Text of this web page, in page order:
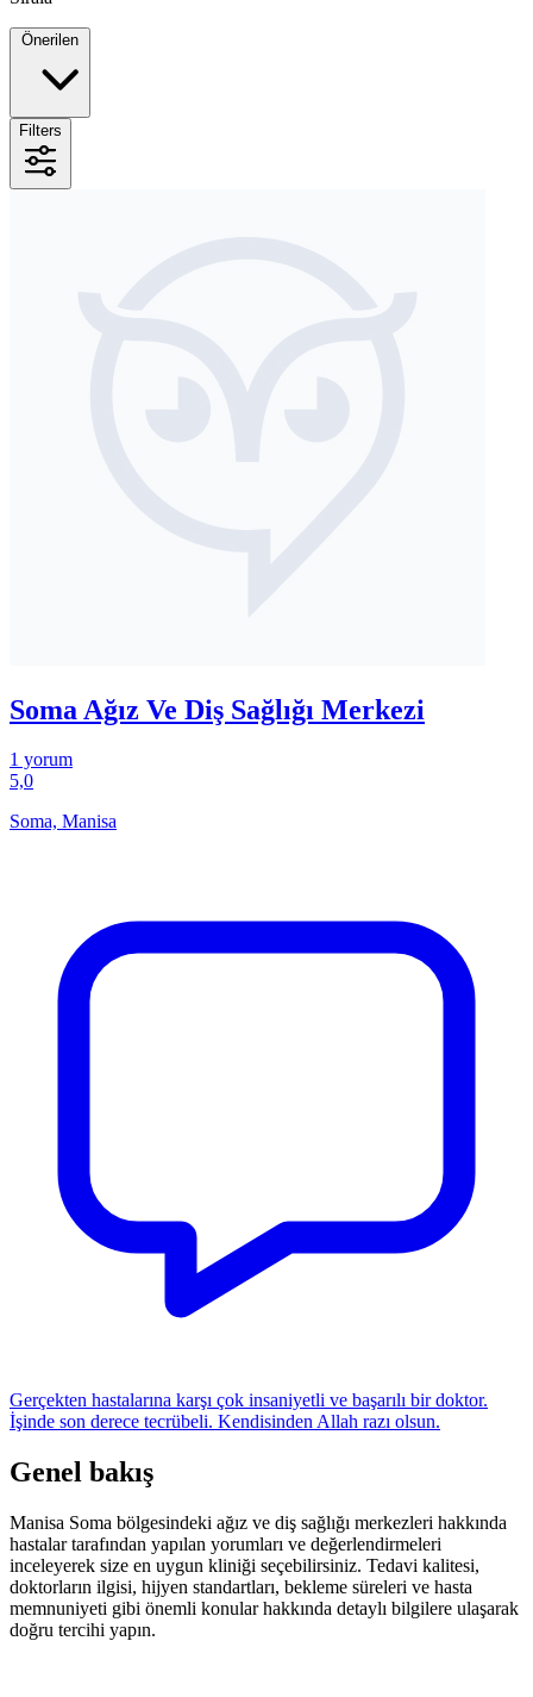
Filters
Soma Ağız Ve Diş Sağlığı Merkezi
1 yorum
5,0
Soma, Manisa
Gerçekten hastalarına karşı çok insaniyetli ve başarılı bir doktor.
İşinde son derece tecrübeli. Kendisinden Allah razı olsun.
Genel bakış
Manisa Soma bölgesindeki ağız ve diş sağlığı merkezleri hakkında
hastalar tarafından yapılan yorumları ve değerlendirmeleri
inceleyerek size en uygun kliniği seçebilirsiniz. Tedavi kalitesi,
doktorların ilgisi, hijyen standartları, bekleme süreleri ve hasta
memnuniyeti gibi önemli konular hakkında detaylı bilgilere ulaşarak
doğru tercihi yapın.